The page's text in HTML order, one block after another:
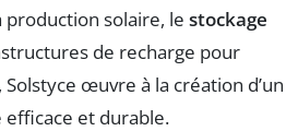
solaire, le stockage
de recharge pour
œuvre à la création d’un
et durable.